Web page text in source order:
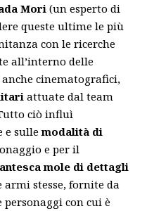
Mori (un esperto di
queste ultime le più
con le ricerche
all’interno delle
cinematografici,
attuate dal team
ciò influì
e sullemodalità di
e per il
mole di dettagli
stesse, fornite da
con cui è